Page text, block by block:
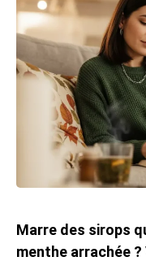
Marre des sirops
menthe arrachée